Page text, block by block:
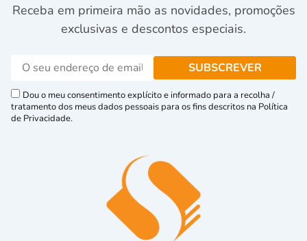
Receba em primeira mão as novidades, promoções
exclusivas e descontos especiais.
Dou o meu consentimento explícito e informado para a recolha /
tratamento dos meus dados pessoais para os fins descritos na Política
de Privacidade.